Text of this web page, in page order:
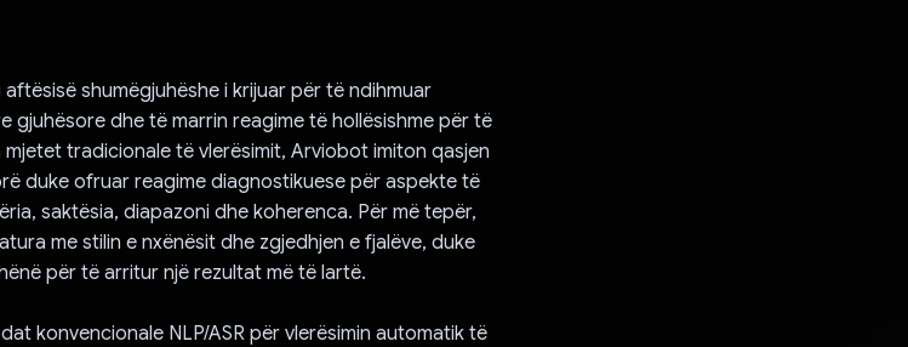
shumëgjuhëshe i krijuar për të ndihmuar
gjuhësore dhe të marrin reagime të hollësishme për të
tradicionale të vlerësimit, Arviobot imiton qasjen
duke ofruar reagime diagnostikuese për aspekte të
saktësia, diapazoni dhe koherenca. Për më tepër,
me stilin e nxënësit dhe zgjedhjen e fjalëve, duke
për të arritur një rezultat më të lartë.
konvencionale NLP/ASR për vlerësimin automatik të